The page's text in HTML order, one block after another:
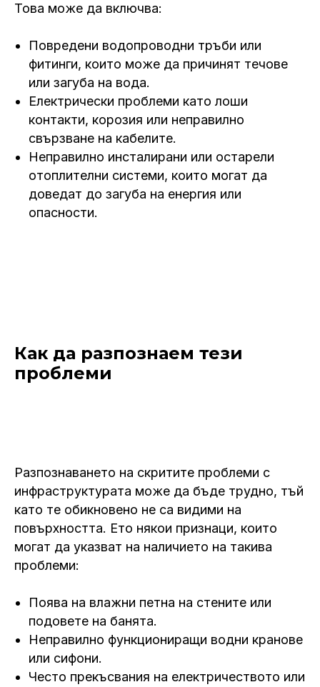
Това може да включва:
Повредени водопроводни тръби или
фитинги, които може да причинят течове
или загуба на вода.
Електрически проблеми като лоши
контакти, корозия или неправилно
свързване на кабелите.
Неправилно инсталирани или остарели
отоплителни системи, които могат да
доведат до загуба на енергия или
опасности.
Как да разпознаем тези
проблеми
Разпознаването на скритите проблеми с
инфраструктурата може да бъде трудно, тъй
като те обикновено не са видими на
повърхността. Ето някои признаци, които
могат да указват на наличието на такива
проблеми:
Поява на влажни петна на стените или
подовете на банята.
Неправилно функциониращи водни кранове
или сифони.
Често прекъсвания на електричеството или